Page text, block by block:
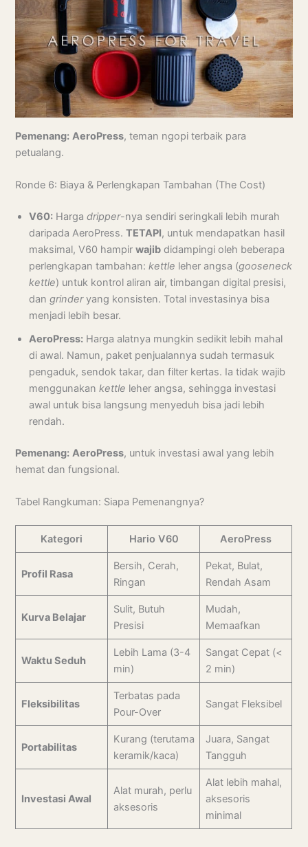
Pemenang: AeroPress, teman ngopi terbaik para
petualang.
Ronde 6: Biaya & Perlengkapan Tambahan (The Cost)
V60: Hargadripper-nya sendiri seringkali lebih murah
daripada AeroPress.TETAPI, untuk mendapatkan hasil
maksimal, V60 hampirwajib didampingi oleh beberapa
perlengkapan tambahan:kettle leher angsa (gooseneck
kettle) untuk kontrol aliran air, timbangan digital presisi,
dangrinderyang konsisten. Total investasinya bisa
menjadi lebih besar.
AeroPress: Harga alatnya mungkin sedikit lebih mahal
di awal. Namun, paket penjualannya sudah termasuk
pengaduk, sendok takar, dan filter kertas. Ia tidak wajib
menggunakankettle leher angsa, sehingga investasi
awal untuk bisa langsung menyeduh bisa jadi lebih
rendah.
Pemenang: AeroPress, untuk investasi awal yang lebih
hemat dan fungsional.
Tabel Rangkuman: Siapa Pemenangnya?
Kategori Hario V60 AeroPress
Profil Rasa
Bersih, Cerah,
Ringan
Pekat, Bulat,
Rendah Asam
Kurva Belajar
Sulit, Butuh
Presisi
Mudah,
Memaafkan
Waktu Seduh
Lebih Lama (3-4
min)
Sangat Cepat (<
2 min)
Fleksibilitas
Terbatas pada
Pour-Over
Sangat Fleksibel
Portabilitas
Kurang (terutama
keramik/kaca)
Juara, Sangat
Tangguh
Investasi Awal
Alat murah, perlu
aksesoris
Alat lebih mahal,
aksesoris
minimal